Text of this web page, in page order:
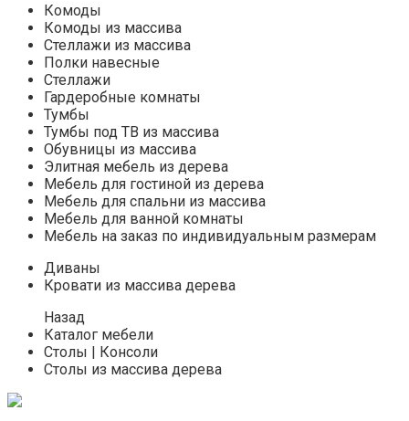
Комоды
Комоды из массива
Стеллажи из массива
Полки навесные
Стеллажи
Гардеробные комнаты
Тумбы
Тумбы под ТВ из массива
Обувницы из массива
Элитная мебель из дерева
Мебель для гостиной из дерева
Мебель для спальни из массива
Мебель для ванной комнаты
Мебель на заказ по индивидуальным размерам
Диваны
Кровати из массива дерева
Назад
Каталог мебели
Столы | Консоли
Столы из массива дерева